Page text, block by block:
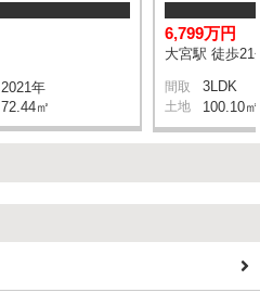
2021年
72.44㎡
6,799万円
大宮駅 徒歩21
間取 3LDK
土地 100.10㎡